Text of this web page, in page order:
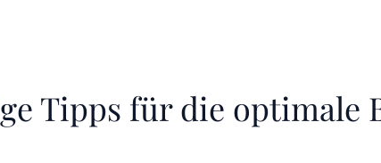
Tipps für die optimale